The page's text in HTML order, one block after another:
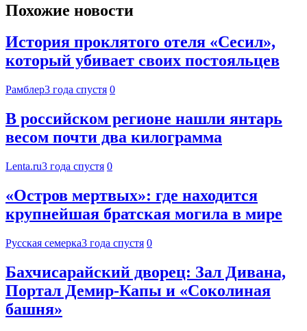
Похожие новости
История проклятого отеля «Сесил»,
который убивает своих постояльцев
Рамблер3 года спустя 0
В российском регионе нашли янтарь
весом почти два килограмма
Lenta.ru3 года спустя 0
«Остров мертвых»: где находится
крупнейшая братская могила в мире
Русская семерка3 года спустя 0
Бахчисарайский дворец: Зал Дивана,
Портал Демир-Капы и «Соколиная
башня»